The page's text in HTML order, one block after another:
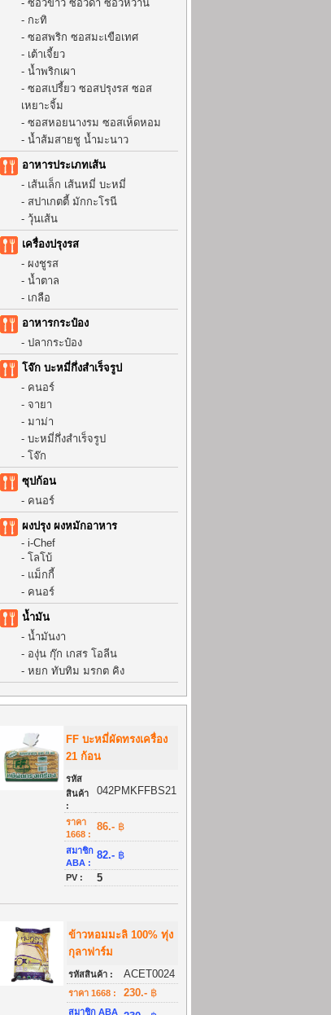
- ซีอิ๊วขาว ซีอิ๊วดำ ซีอิ๊วหวาน
- กะทิ
- ซอสพริก ซอสมะเขือเทศ
- เต้าเจี้ยว
- น้ำพริกเผา
- ซอสเปรี้ยว ซอสปรุงรส ซอส
เหยาะจิ้ม
- ซอสหอยนางรม ซอสเห็ดหอม
- น้ำส้มสายชู น้ำมะนาว
อาหารประเภทเส้น
- เส้นเล็ก เส้นหมี่ บะหมี่
- สปาเกตตี้ มักกะโรนี
- วุ้นเส้น
เครื่องปรุงรส
- ผงชูรส
- น้ำตาล
- เกลือ
อาหารกระป๋อง
- ปลากระป๋อง
โจ๊ก บะหมี่กึ่งสำเร็จรูป
- คนอร์
- จายา
- มาม่า
- บะหมี่กึ่งสำเร็จรูป
- โจ๊ก
ซุปก้อน
- คนอร์
ผงปรุง ผงหมักอาหาร
- i-Chef
- โลโบ้
- แม็กกี้
- คนอร์
น้ำมัน
- น้ำมันงา
- องุ่น กุ๊ก เกสร โอลีน
- หยก ทับทิม มรกต คิง
FF บะหมี่ผัดทรงเครื่อง
21 ก้อน
รหัส
สินค้า
:
042PMKFFBS21
ราคา
1668 :
86.- ฿
สมาชิก
ABA :
82.- ฿
PV : 5
ข้าวหอมมะลิ 100% ทุ่ง
กุลาฟาร์ม
รหัสสินค้า : ACET0024
ราคา 1668 : 230.- ฿
สมาชิก ABA